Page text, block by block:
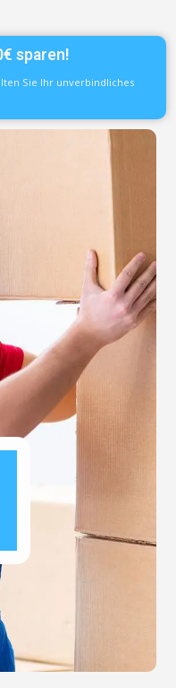
sparen!
Sie Ihr unverbindliches